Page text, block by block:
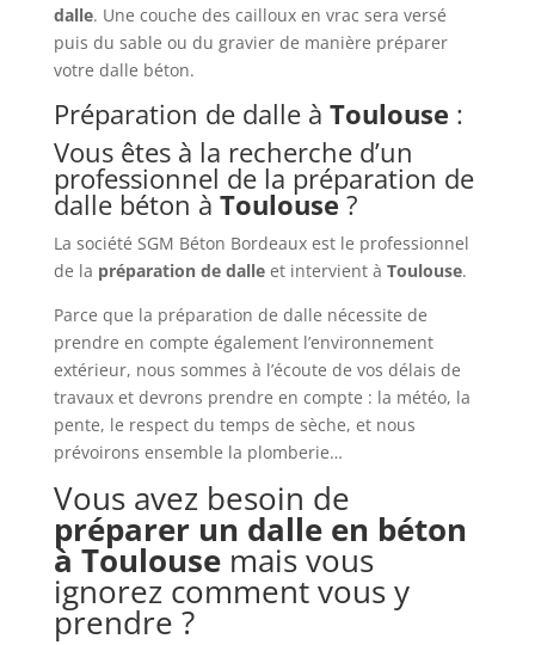
dalle. Une couche des cailloux en vrac sera versé
puis du sable ou du gravier de manière préparer
votre dalle béton.
Préparation de dalle à Toulouse :
Vous êtes à la recherche d’un
professionnel de la préparation de
dalle béton à Toulouse ?
La société SGM Béton Bordeaux est le professionnel
de la préparation de dalleet intervient à Toulouse.
Parce que la préparation de dalle nécessite de
prendre en compte également l’environnement
extérieur, nous sommes à l’écoute de vos délais de
travaux et devrons prendre en compte : la météo, la
pente, le respect du temps de sèche, et nous
prévoirons ensemble la plomberie…
Vous avez besoin de
préparer un dalle en béton
à Toulousemais vous
ignorez comment vous y
prendre ?